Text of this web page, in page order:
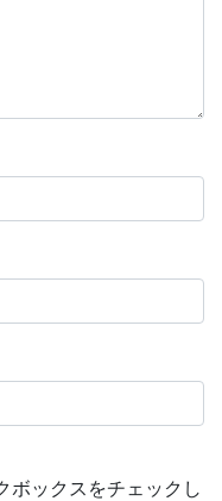
ックスをチェックし